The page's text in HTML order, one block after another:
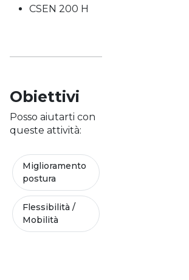
CSEN 200 H
Obiettivi
Posso aiutarti con
queste attività:
Miglioramento
postura
Flessibilità /
Mobilità